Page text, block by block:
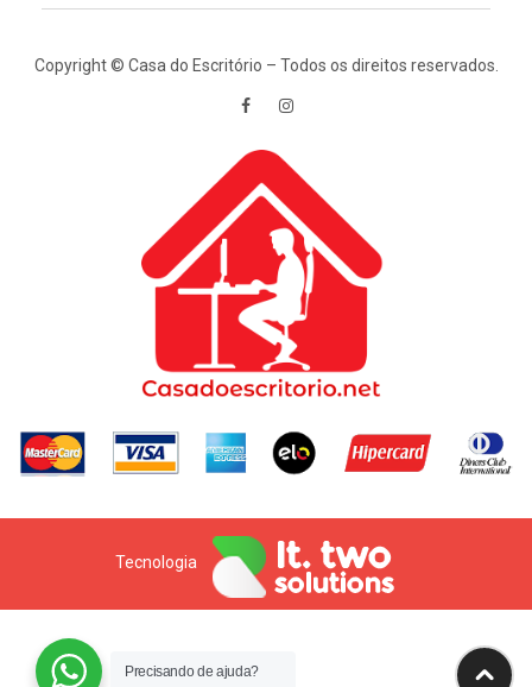
Copyright © Casa do Escritório – Todos os direitos reservados.
Tecnologia
Precisando de ajuda?